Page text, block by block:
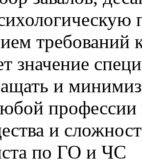
требований
значение
и
профессии
и
по ГО и ЧС